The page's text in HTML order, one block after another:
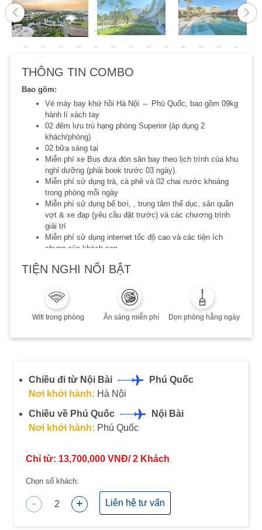
THÔNG TIN COMBO
Bao gồm:
Vé máy bay khứ hồi Hà Nội ⇔ Phú Quốc, bao gồm 09kg
hành lí xách tay
02 đêm lưu trú hạng phòng Superior (áp dụng 2
khách/phòng)
02 bữa sáng tại
Miễn phí xe Bus đưa đón sân bay theo lịch trình của khu
nghỉ dưỡng (phải book trước 03 ngày).
Miễn phí sử dụng trà, cà phê và 02 chai nước khoáng
trong phòng mỗi ngày
Miễn phí sử dụng bể bơi, , trung tâm thể dục, sân quần
vợt & xe đạp (yêu cầu đặt trước) và các chương trình
giải trí
Miễn phí sử dụng internet tốc độ cao và các tiện ích
chung của khách sạn.
Áp dụng khách Việt hoặc người nước ngoài sinh sống và
làm việc tại VN
Thời hạn đặt dịch vụ: 20/12/2023
Phụ thu cuối tuần, Lễ/Tết, cao điểm hè: Quý khách vui
TIỆN NGHI NỔI BẬT
Wifi trong phòng Ăn sáng miễn phí Dọn phòng hằng ngày
Chiều đi từ Nội Bài
Phú Quốc
Nơi khởi hành: Hà Nội
Chiều về Phú Quốc
Nội Bài
Nơi khởi hành: Phú Quốc
Chỉ từ: 13,700,000 VNĐ/2 Khách
Chọn số khách:
- 2 + Liên hệ tư vấn